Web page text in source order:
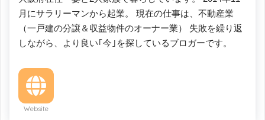
月にサラリーマンから起業。 現在の仕事は、不動産業
（一戸建の分譲＆収益物件のオーナー業） 失敗を繰り返
しながら、より良い｢今｣を探しているブロガーです。
Website